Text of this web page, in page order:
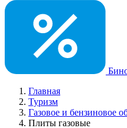
Главная
Туризм
Газовое и бензиновое
Плиты газовые